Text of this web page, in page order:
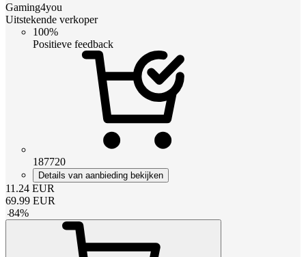
Gaming4you
Uitstekende verkoper
100%
Positieve feedback
187720
Details van aanbieding bekijken
11.24 EUR
69.99 EUR
-84%